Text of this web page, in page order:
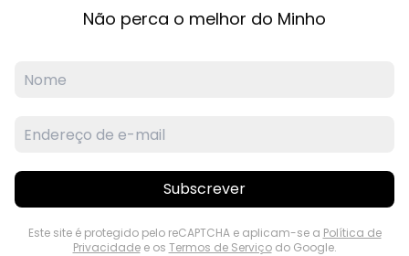
Não perca o melhor do Minho
Subscrever
Este site é protegido pelo reCAPTCHA e aplicam-se a Política de
Privacidadee os Termos de Serviçodo Google.